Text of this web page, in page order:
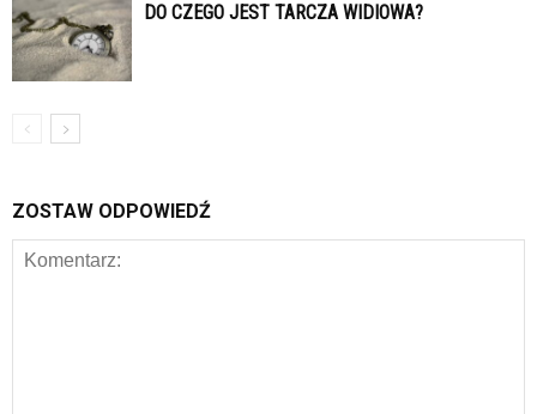
DO CZEGO JEST TARCZA WIDIOWA?
ZOSTAW ODPOWIEDŹ